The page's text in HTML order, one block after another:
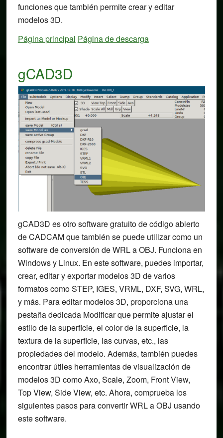
funciones que también permite crear y editar
modelos 3D.
Página principal Página de descarga
gCAD3D
gCAD3D es otro software gratuito de código abierto
de CADCAM que también se puede utilizar como un
software de conversión de WRL a OBJ. Funciona en
Windows y Linux. En este software, puedes importar,
crear, editar y exportar modelos 3D de varios
formatos como STEP, IGES, VRML, DXF, SVG, WRL,
y más. Para editar modelos 3D, proporciona una
pestaña dedicada Modificar que permite ajustar el
estilo de la superficie, el color de la superficie, la
textura de la superficie, las curvas, etc., las
propiedades del modelo. Además, también puedes
encontrar útiles herramientas de visualización de
modelos 3D como Axo, Scale, Zoom, Front View,
Top View, Side View, etc. Ahora, comprueba los
siguientes pasos para convertir WRL a OBJ usando
este software.